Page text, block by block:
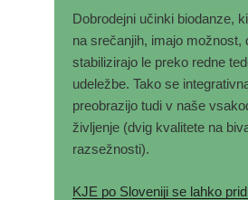
Dobrodejni učinki biodanze,
na srečanjih, imajo možnost,
stabilizirajo le preko redne
udeležbe. Tako se
preobrazijo tudi v naše
življenje (dvig kvalitete na
razsežnosti).
KJE po Sloveniji se lahko